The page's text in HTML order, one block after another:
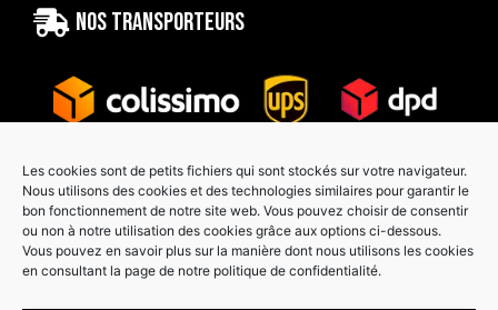
Les cookies sont de petits fichiers qui sont stockés sur votre navigateur.
Nous utilisons des cookies et des technologies similaires pour garantir le
bon fonctionnement de notre site web. Vous pouvez choisir de consentir
ou non à notre utilisation des cookies grâce aux options ci-dessous.
Vous pouvez en savoir plus sur la manière dont nous utilisons les cookies
en consultant la page de notre politique de confidentialité.
Nos transporteurs
Paiement sécurisé